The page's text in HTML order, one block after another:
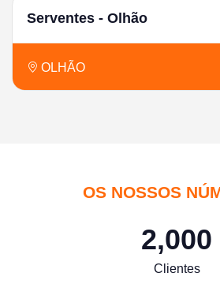
Serventes - Olhão
OLHÃO
OS NOSSOS
2,000
Clientes